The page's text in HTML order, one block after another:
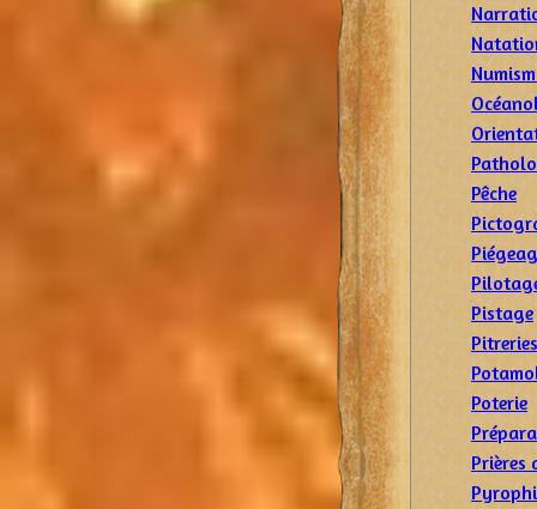
Pêche
Pistage
Pitreries
Poterie
Prières